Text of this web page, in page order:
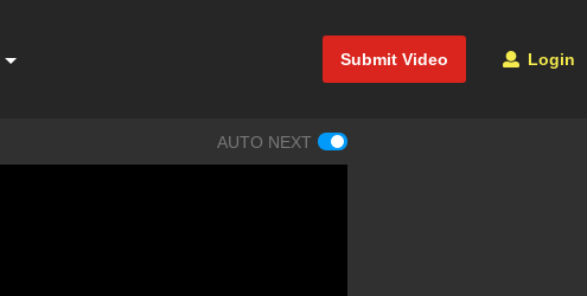
Submit Video Login
AUTO NEXT